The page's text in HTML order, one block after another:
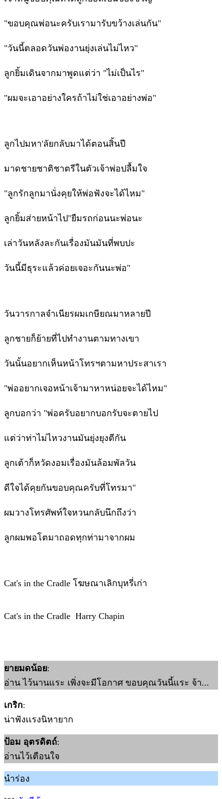
"ขอบคุณพ่อนะครับเรามารับขว้างเล่นกัน"
"วันนี้ตลอดวันพ่องานยุ่งเล่นไม่ไหว"
ลูกยิ้มเดินจากมาพูดแต่ว่า "ไม่เป็นไร"
"ผมจะเอาอย่างใครถ้าไม่ใช่เอาอย่างพ่อ"
ลูกไปมหา'ลัยกลับมาได้ตอนสิ้นปี
มาดชายชาติชาตรีในตัวเจ้าพ่อปลื้มใจ
"ลูกรักลูกมานั่งคุยให้พ่อฟังจะได้ไหม"
ลูกยิ้มส่ายหน้าไป"ยืมรถก่อนนะพ่อนะ
เล่าวันหลังละกันเรื่องมันมันที่พบปะ
วันนี้มีธุระแล้วค่อยเจอะกันนะพ่อ"
วันวารกาลจำเนียรผมเกษียณมาหลายปี
ลูกชายก็ย้ายที่ไปทำงานตามทางเขา
วันนั้นอยากเห็นหน้าโทรฯตามหาประสาเรา
"พ่ออยากเจอหน้าเจ้ามาหาหน่อยจะได้ไหม"
ลูกบอกว่า "พ่อครับอยากบอกรับจะตายไป
แต่ว่าท่าไม่ไหวงานมันยุ่งยุงตีกัน
ลูกเต้าก็หวัดงอมเรื่องมันล้อมพัลวัน
ดีใจได้คุยกันขอบคุณครับที่โทรมา"
ผมวางโทรศัพท์ใจหวนกลับนึกถึงว่า
ลูกผมพอโตมาถอดทุกท่ามาจากผม
Cat's in the Cradle โฆษณาเลิกบุหรี่เก่า
Cat's in the Cradle Harry Chapin
ยายมดน้อย:
อ่าน ไว้นานแระ เพิ่งจะมีโอกาศ ขอบคุณวันนี้แระ จ้า...
เกริก:
น่าฟังเเรงนิหายาก
ป้อม อุตรดิตถ์:
อ่านไว้เตือนใจ
นำร่อง